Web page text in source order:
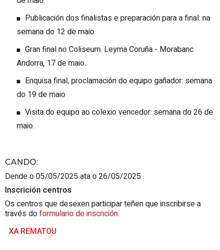
Publicación dos finalistas e preparación para a final: na
semana do 12 de maio.
Gran final no Coliseum. Leyma Coruña - Morabanc
Andorra, 17 de maio.
Enquisa final, proclamación do equipo gañador: semana
do 19 de maio
Visita do equipo ao colexio vencedor: semana do 26 de
maio.
CANDO:
Dende o 05/05/2025 ata o 26/05/2025
Inscrición centros
Os centros que desexen participar teñen que inscribirse a
través doformulario de inscrición.
XA REMATOU